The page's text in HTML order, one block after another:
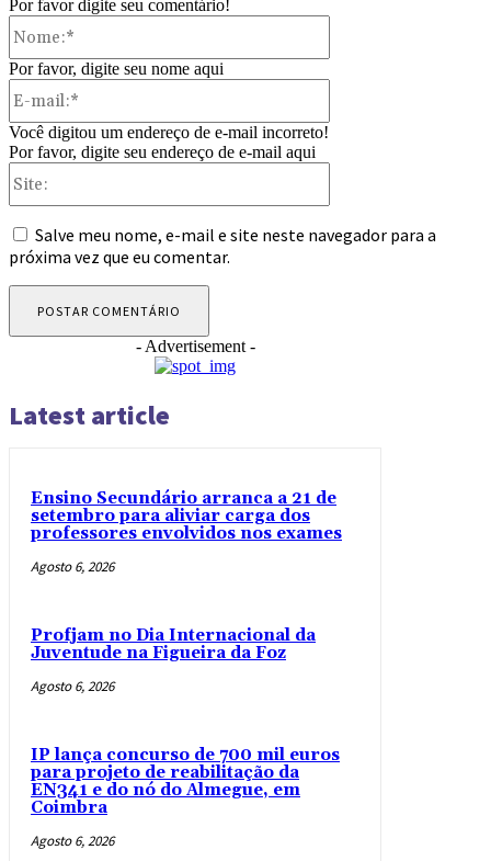
Por favor digite seu comentário!
Por favor, digite seu nome aqui
Você digitou um endereço de e-mail incorreto!
Por favor, digite seu endereço de e-mail aqui
Salve meu nome, e-mail e site neste navegador para a
próxima vez que eu comentar.
- Advertisement -
Latest article
Ensino Secundário arranca a 21 de
setembro para aliviar carga dos
professores envolvidos nos exames
Agosto 6, 2026
Profjam no Dia Internacional da
Juventude na Figueira da Foz
Agosto 6, 2026
IP lança concurso de 700 mil euros
para projeto de reabilitação da
EN341 e do nó do Almegue, em
Coimbra
Agosto 6, 2026